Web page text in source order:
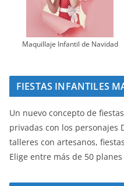
Maquillaje Infantil de Navidad
FIESTAS INFANTILES
Un nuevo concepto de
privadas con los personajes
talleres con artesanos,
Elige entre más de 50 planes